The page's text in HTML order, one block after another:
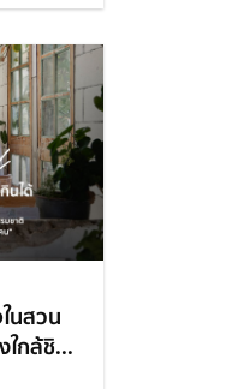
นสวน
ใกล้ชิ...